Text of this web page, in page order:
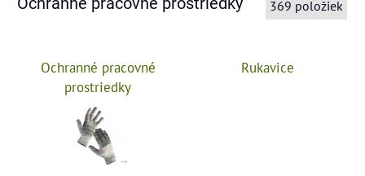
369 položiek
Ochranné pracovné
prostriedky
Rukavice